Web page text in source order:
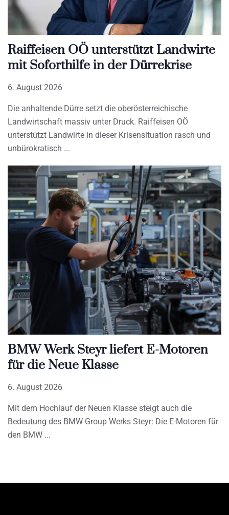
Raiffeisen OÖ unterstützt Landwirte
mit Soforthilfe in der Dürrekrise
6. August 2026
Die anhaltende Dürre setzt die oberösterreichische
Landwirtschaft massiv unter Druck. Raiffeisen OÖ
unterstützt Landwirte in dieser Krisensituation rasch und
unbürokratisch
BMW Werk Steyr liefert E-Motoren
für die Neue Klasse
6. August 2026
Mit dem Hochlauf der Neuen Klasse steigt auch die
Bedeutung des BMW Group Werks Steyr: Die E-Motoren für
den BMW